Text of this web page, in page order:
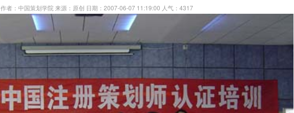
作者：中国策划学院 来源：原创 日期：2007-06-07 11:19:00 人气： 4317